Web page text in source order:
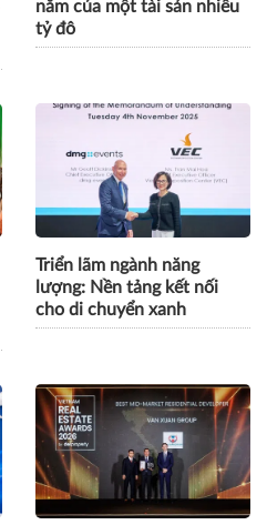
năm của một tài sản nhiều
tỷ đô
Triển lãm ngành năng
lượng: Nền tảng kết nối
cho di chuyển xanh